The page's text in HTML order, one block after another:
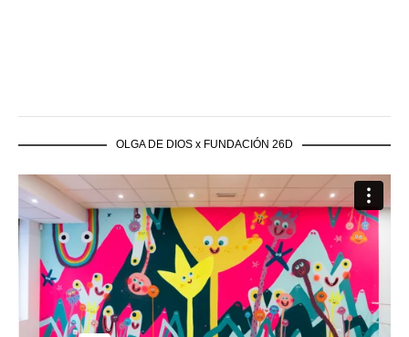
OLGA DE DIOS x FUNDACIÓN 26D